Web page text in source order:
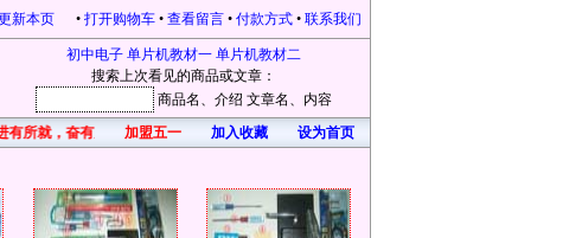
新本页 • 打开购物车 • 查看留言 • 付款方式 • 联系我们
初中电子 单片机教材一 单片机教材二
搜索上次看见的商品或文章：
商品名 、介绍 文章名 、内容
所就，奋有所获，开心每一天！凡在本站购物的，均有礼品赠送。本站为感恩新老客户
加盟五一 加入收藏 设为首页